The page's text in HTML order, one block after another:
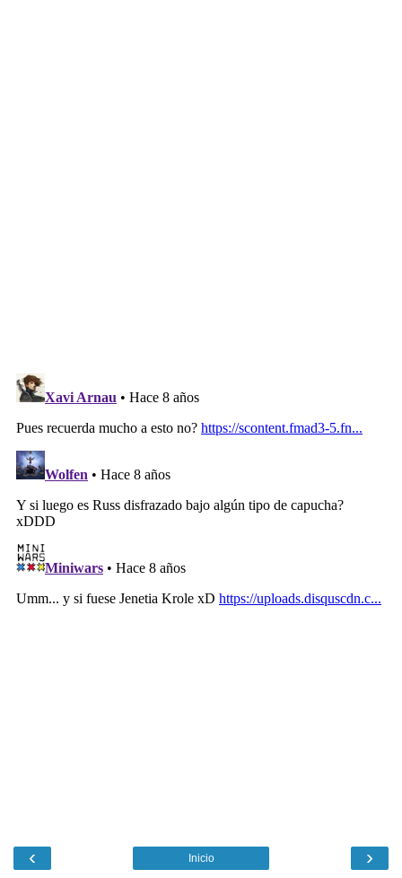
‹ ›
Inicio